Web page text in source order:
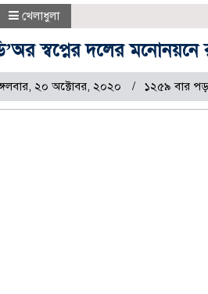
খেলাধুলা
স্বপ্নের দলের
২০ অক্টোবর, ২০২০ ১২৫৯ বার